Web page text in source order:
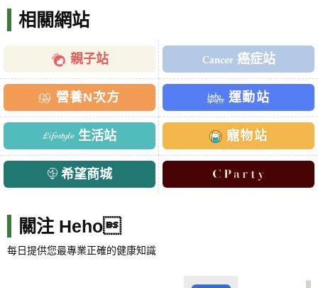
相關網站
親子站 癌症站
營養N次方 運動站
生活站 寵物站
希望商城
關注 Heho
每日提供您最專業正確的健康知識